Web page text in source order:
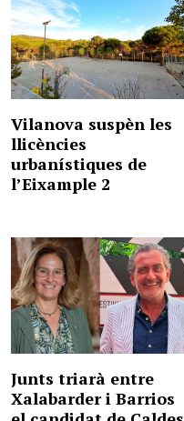
Vilanova suspèn les
llicències
urbanístiques de
l’Eixample 2
Junts triarà entre
Xalabarder i Barrios